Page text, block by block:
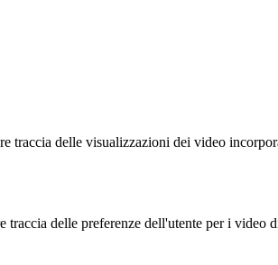
traccia delle visualizzazioni dei video
traccia delle preferenze dell'utente per i